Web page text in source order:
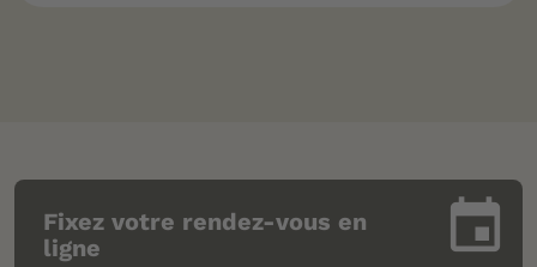
insert_invitation
Fixez votre rendez-vous en
ligne